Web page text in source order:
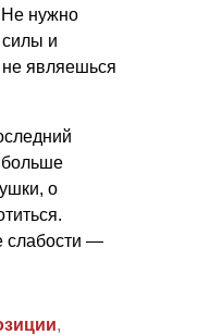
Не нужно
силы и
не являешься
о
слабости —
,